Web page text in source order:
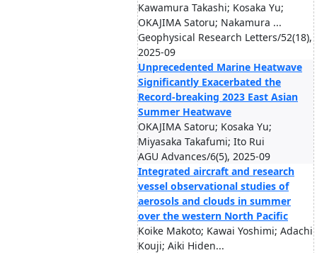
Kawamura Takashi; Kosaka Yu;
OKAJIMA Satoru; Nakamura ...
Geophysical Research Letters/52(18),
2025-09
Unprecedented Marine Heatwave
Significantly Exacerbated the
Record-breaking 2023 East Asian
Summer Heatwave
OKAJIMA Satoru; Kosaka Yu;
Miyasaka Takafumi; Ito Rui
AGU Advances/6(5), 2025-09
Integrated aircraft and research
vessel observational studies of
aerosols and clouds in summer
over the western North Pacific
Koike Makoto; Kawai Yoshimi; Adachi
Kouji; Aiki Hiden...